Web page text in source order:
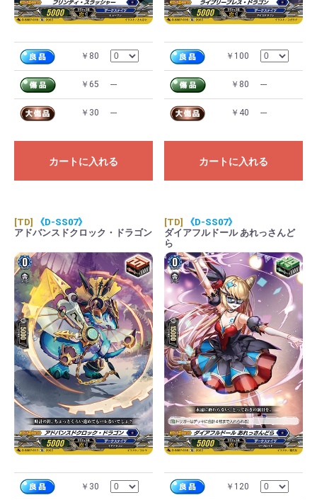
￥80
￥65 ---
￥30 ---
カートに入れる
￥100
￥80 ---
￥40 ---
カートに入れる
[TD]
《D-SS07》
アドバンスドクロック・ドラゴン
￥30
[TD]
《D-SS07》
ダイアフルドール あれっさんど
ら
￥120